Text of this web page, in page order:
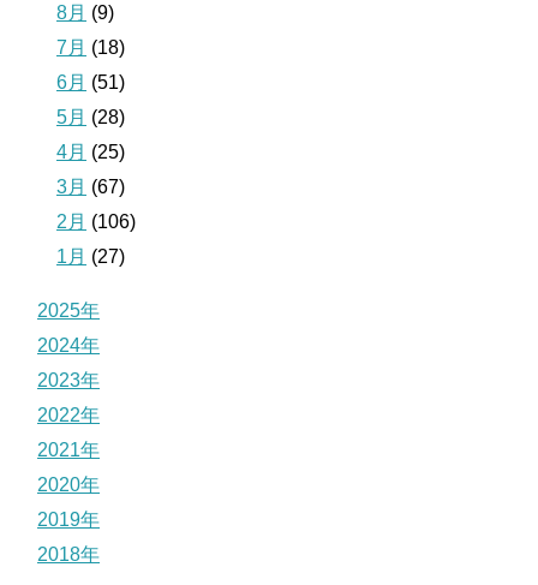
8月 (9)
7月 (18)
6月 (51)
5月 (28)
4月 (25)
3月 (67)
2月 (106)
1月 (27)
2025年
2024年
2023年
2022年
2021年
2020年
2019年
2018年